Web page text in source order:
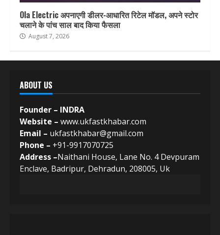
Ola Electric अपनाएगी डीलर-आधारित रिटेल मॉडल, अपने स्टोर
चलाने के पांच साल बाद किया फैसला
August 7, 2026
ABOUT US
Founder – INDRA
Website – www.ukfastkhabar.com
Email – ukfastkhabar@gmail.com
Phone – +91-9917070725
Address –Naithani House, Lane No. 4 Devpuram
Enclave, Badripur, Dehradun, 208005, Uk